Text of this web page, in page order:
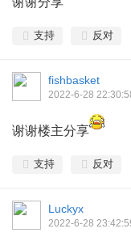
支持 反对
fishbasket
2022-6-28
谢谢楼主分享
支持 反对
Luckyx
2022-6-28